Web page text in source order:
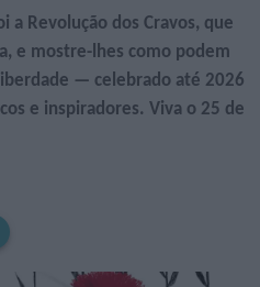
a Revolução dos Cravos, que
e mostre-lhes como podem
— celebrado até 2026
e inspiradores. Viva o 25 de